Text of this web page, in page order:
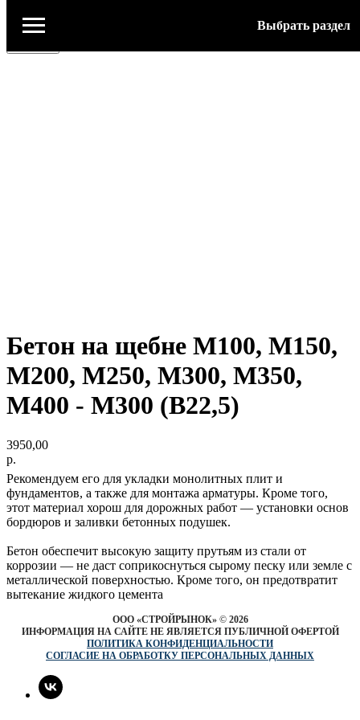
Выбрать раздел
Бетон на щебне М100, М150,
М200, М250, М300, М350,
М400 - М300 (В22,5)
3950,00
р.
Рекомендуем его для укладки монолитных плит и
фундаментов, а также для монтажа арматуры. Кроме того,
этот материал хорош для дорожных работ — установки основ
бордюров и заливки бетонных подушек.
Бетон обеспечит высокую защиту прутьям из стали от
коррозии — не даст соприкоснуться сырому песку или земле с
металлической поверхностью. Кроме того, он предотвратит
вытекание жидкого цемента
ООО «СТРОЙРЫНОК» © 2026
ИНФОРМАЦИЯ НА САЙТЕ НЕ ЯВЛЯЕТСЯ ПУБЛИЧНОЙ ОФЕРТОЙ
ПОЛИТИКА КОНФИДЕНЦИАЛЬНОСТИ
СОГЛАСИЕ НА ОБРАБОТКУ ПЕРСОНАЛЬНЫХ ДАННЫХ